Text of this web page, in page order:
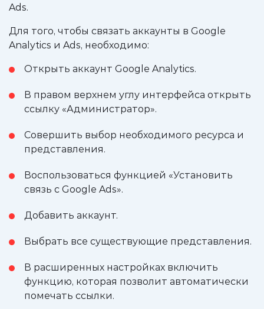
Ads.
Для того, чтобы связать аккаунты в Google
Analytics и Ads, необходимо:
Открыть аккаунт Google Analytics.
В правом верхнем углу интерфейса открыть
ссылку «Администратор».
Совершить выбор необходимого ресурса и
представления.
Воспользоваться функцией «Установить
связь с Google Ads».
Добавить аккаунт.
Выбрать все существующие представления.
В расширенных настройках включить
функцию, которая позволит автоматически
помечать ссылки.